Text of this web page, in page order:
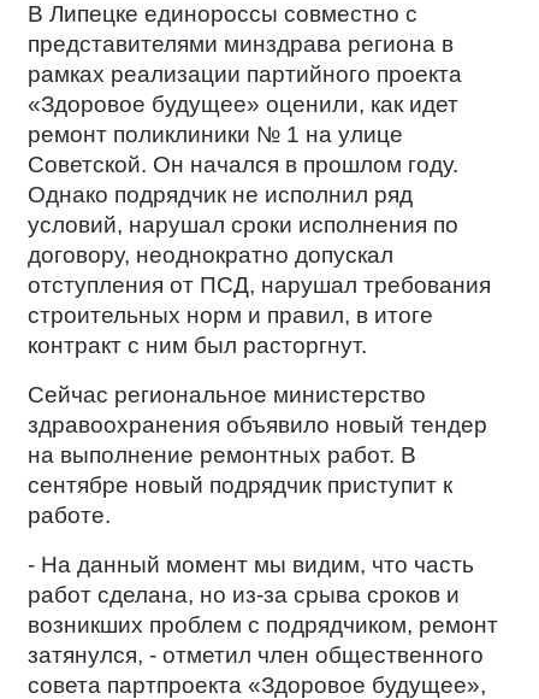
В Липецке единороссы совместно с
представителями минздрава региона в
рамках реализации партийного проекта
«Здоровое будущее» оценили, как идет
ремонт поликлиники № 1 на улице
Советской. Он начался в прошлом году.
Однако подрядчик не исполнил ряд
условий, нарушал сроки исполнения по
договору, неоднократно допускал
отступления от ПСД, нарушал требования
строительных норм и правил, в итоге
контракт с ним был расторгнут.
Сейчас региональное министерство
здравоохранения объявило новый тендер
на выполнение ремонтных работ. В
сентябре новый подрядчик приступит к
работе.
- На данный момент мы видим, что часть
работ сделана, но из-за срыва сроков и
возникших проблем с подрядчиком, ремонт
затянулся, - отметил член общественного
совета партпроекта «Здоровое будущее»,